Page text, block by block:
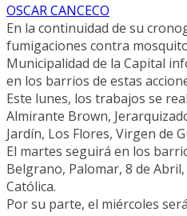
OSCAR CANCECO
En la continuidad de su
fumigaciones contra
Municipalidad de la Capital
en los barrios de estas
Este lunes, los trabajos se
Almirante Brown,
Jardín, Los Flores, Virgen de
El martes seguirá en los
Belgrano, Palomar, 8 de
Católica.
Por su parte, el miércoles